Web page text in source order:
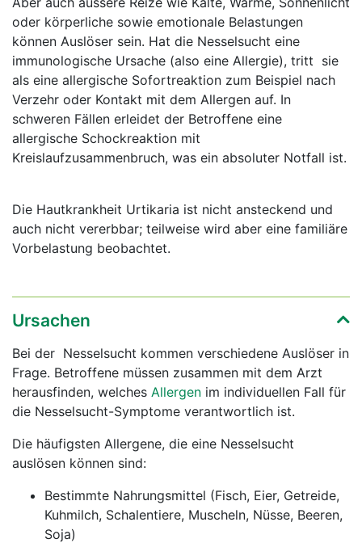
oder körperliche sowie emotionale Belastungen
können Auslöser sein. Hat die Nesselsucht eine
immunologische Ursache (also eine Allergie), tritt sie
als eine allergische Sofortreaktion zum Beispiel nach
Verzehr oder Kontakt mit dem Allergen auf. In
schweren Fällen erleidet der Betroffene eine
allergische Schockreaktion mit
Kreislaufzusammenbruch, was ein absoluter Notfall ist.
Die Hautkrankheit Urtikaria ist nicht ansteckend und
auch nicht vererbbar; teilweise wird aber eine familiäre
Vorbelastung beobachtet.
Ursachen
Bei der Nesselsucht kommen verschiedene Auslöser in
Frage. Betroffene müssen zusammen mit dem Arzt
herausfinden, welches Allergen im individuellen Fall für
die Nesselsucht-Symptome verantwortlich ist.
Die häufigsten Allergene, die eine Nesselsucht
auslösen können sind:
Bestimmte Nahrungsmittel (Fisch, Eier, Getreide,
Kuhmilch, Schalentiere, Muscheln, Nüsse, Beeren,
Soja)